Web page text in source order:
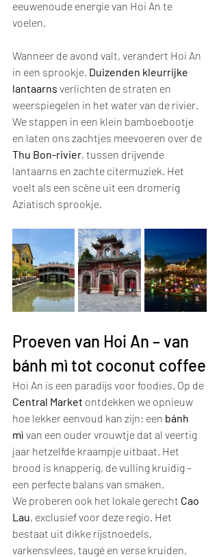
eeuwenoude energie van Hoi An te
voelen.
Wanneer de avond valt, verandert Hoi An
in een sprookje. Duizenden kleurrijke
lantaarns verlichten de straten en
weerspiegelen in het water van de rivier.
We stappen in een klein bamboebootje
en laten ons zachtjes meevoeren over de
Thu Bon-rivier, tussen drijvende
lantaarns en zachte citermuziek. Het
voelt als een scène uit een dromerig
Aziatisch sprookje.
Proeven van Hoi An – van
bánh mì tot coconut coffee
Hoi An is een paradijs voor foodies. Op de
Central Market ontdekken we opnieuw
hoe lekker eenvoud kan zijn: een bánh
mì van een ouder vrouwtje dat al veertig
jaar hetzelfde kraampje uitbaat. Het
brood is knapperig, de vulling kruidig –
een perfecte balans van smaken.
We proberen ook het lokale gerecht Cao
Lau, exclusief voor deze regio. Het
bestaat uit dikke rijstnoedels,
varkensvlees, taugé en verse kruiden,